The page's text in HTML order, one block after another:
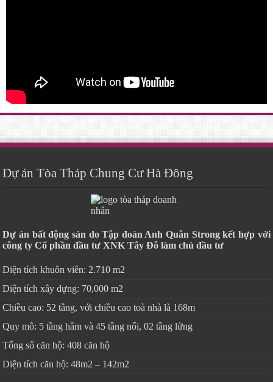
Dự án Tòa Tháp Chung Cư Hà Đông
Dự án bất động sản do Tập đoàn Anh Quân Strong kết hợp với
công ty Cổ phần đầu tư XNK Tây Đô làm chủ đầu tư
Diện tích khuôn viên: 2.710 m2
Diện tích xây dựng: 70,000 m2
Chiều cao: 52 tầng, với chiều cao toà nhà là 168m
Quy mô: 5 tầng hầm và 45 tầng nổi, 02 tầng lửng
Tổng số căn hộ: 408 căn hộ
Diện tích căn hộ: 48m2 – 142m2